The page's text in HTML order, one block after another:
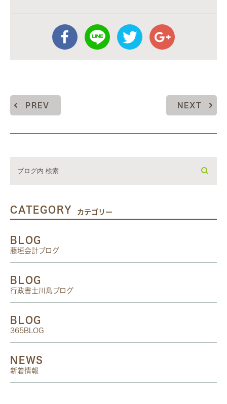
PREV NEXT
CATEGORY カテゴリー
BLOG
藤垣会計ブログ
BLOG
行政書士川島ブログ
BLOG
365BLOG
NEWS
新着情報